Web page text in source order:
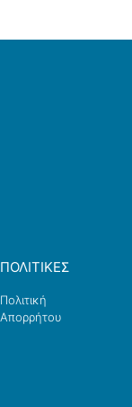
ΠΟΛΙΤΙΚΕΣ
Πολιτική
Απορρήτου